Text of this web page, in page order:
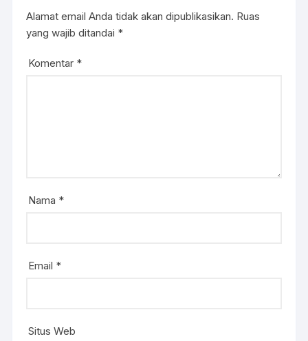
Alamat email Anda tidak akan dipublikasikan. Ruas
yang wajib ditandai *
Komentar *
Nama *
Email *
Situs Web